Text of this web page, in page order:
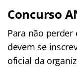
Concurso
Para não perder
devem se
oficial da